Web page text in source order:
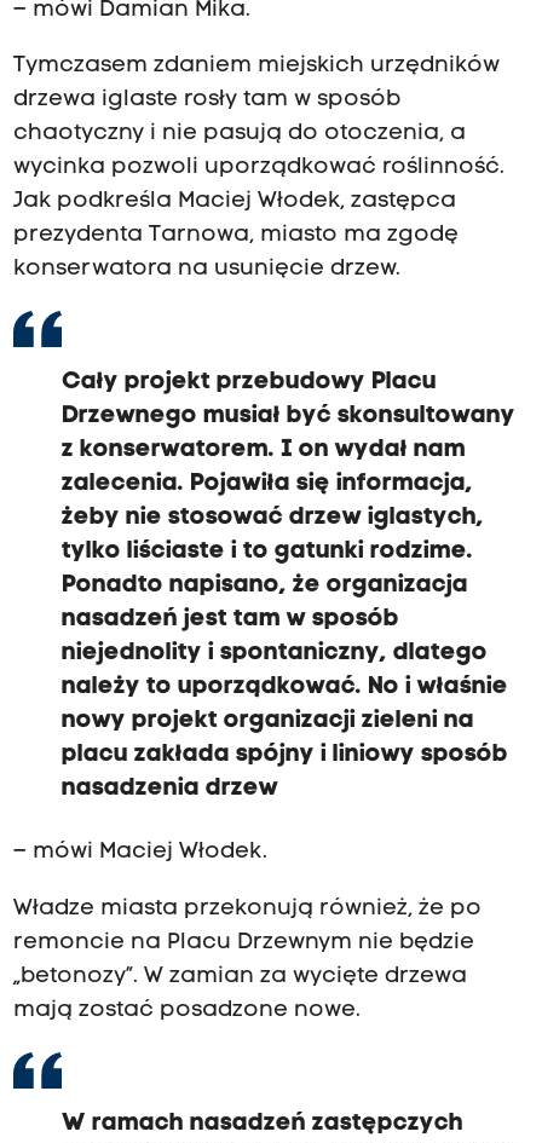
– mówi Damian Mika.
Tymczasem zdaniem miejskich urzędników
drzewa iglaste rosły tam w sposób
chaotyczny i nie pasują do otoczenia, a
wycinka pozwoli uporządkować roślinność.
Jak podkreśla Maciej Włodek, zastępca
prezydenta Tarnowa, miasto ma zgodę
konserwatora na usunięcie drzew.
Cały projekt przebudowy Placu
Drzewnego musiał być skonsultowany
z konserwatorem. I on wydał nam
zalecenia. Pojawiła się informacja,
żeby nie stosować drzew iglastych,
tylko liściaste i to gatunki rodzime.
Ponadto napisano, że organizacja
nasadzeń jest tam w sposób
niejednolity i spontaniczny, dlatego
należy to uporządkować. No i właśnie
nowy projekt organizacji zieleni na
placu zakłada spójny i liniowy sposób
nasadzenia drzew
– mówi Maciej Włodek.
Władze miasta przekonują również, że po
remoncie na Placu Drzewnym nie będzie
„betonozy”. W zamian za wycięte drzewa
mają zostać posadzone nowe.
W ramach nasadzeń zastępczych